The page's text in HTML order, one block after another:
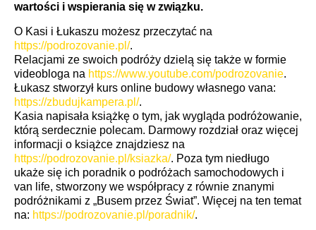
wartości i wspierania się w związku.
O Kasi i Łukaszu możesz przeczytać na
https://podrozovanie.pl/.
Relacjami ze swoich podróży dzielą się także w formie
videobloga na https://www.youtube.com/podrozovanie.
Łukasz stworzył kurs online budowy własnego vana:
https://zbudujkampera.pl/.
Kasia napisała książkę o tym, jak wygląda podróżowanie,
którą serdecznie polecam. Darmowy rozdział oraz więcej
informacji o książce znajdziesz na
https://podrozovanie.pl/ksiazka/. Poza tym niedługo
ukaże się ich poradnik o podróżach samochodowych i
van life, stworzony we współpracy z równie znanymi
podróżnikami z „Busem przez Świat”. Więcej na ten temat
na: https://podrozovanie.pl/poradnik/.